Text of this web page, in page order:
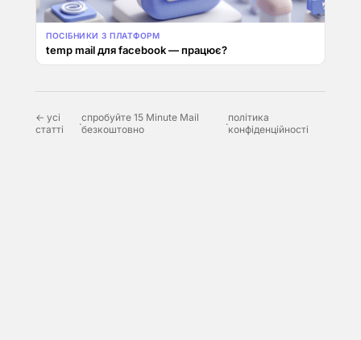
ПОСІБНИКИ З ПЛАТФОРМ
temp mail для facebook — працює?
← усі
статті
·спробуйте 15 Minute Mail
безкоштовно
·політика
конфіденційності